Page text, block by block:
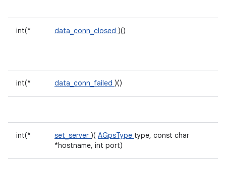
int(* data_conn_closed )()
int(* data_conn_failed )()
int(* set_server )( AGpsType type, const char
*hostname, int port)